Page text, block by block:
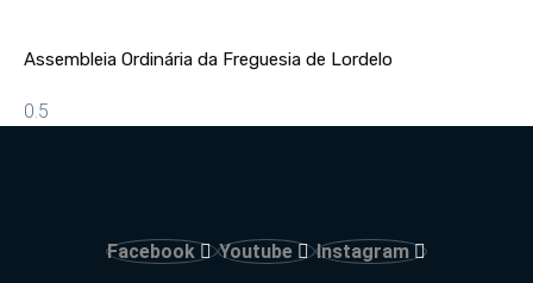
Assembleia Ordinária da Freguesia de Lordelo
Facebook Youtube Instagram